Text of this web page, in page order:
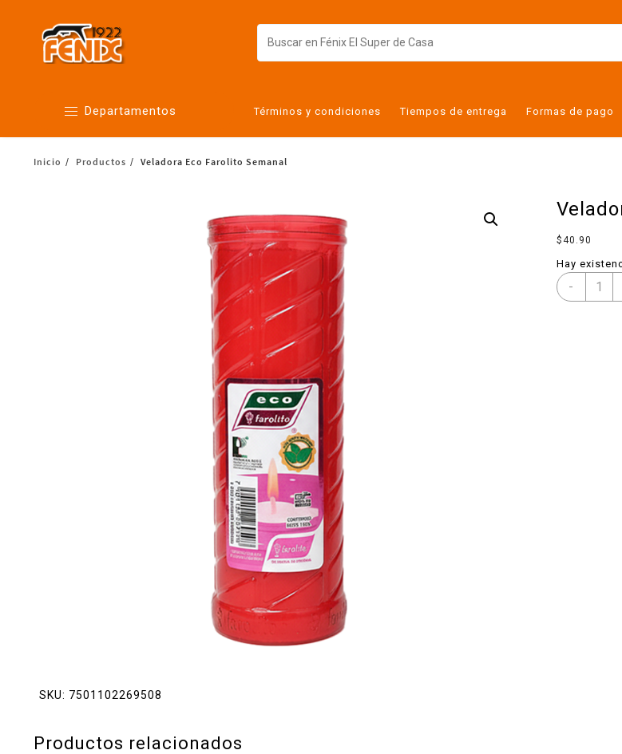
Departamentos
Alimentos
Términos y condiciones Tiempos de entrega Formas de pago
Inicio Productos Veladora Eco Farolito Semanal
$ 40.90
Hay
-
SKU: 7501102269508
Productos relacionados